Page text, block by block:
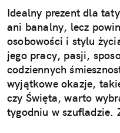
Idealny prezent dla
ani banalny, lecz
osobowości i stylu
jego pracy, pasji,
codziennych
wyjątkowe okazje,
czy Święta, warto
tygodniu w szufladzie.